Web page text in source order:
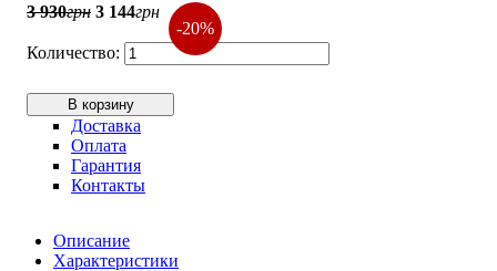
-20%
3 930грн 3 144грн
В корзину
Доставка
Оплата
Гарантия
Контакты
Описание
Характеристики